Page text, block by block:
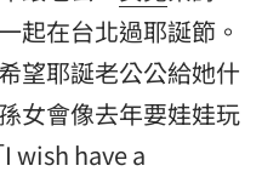
一起在台北過耶誕節。
望耶誕老公公給她什
女會像去年要娃娃玩
wish have a